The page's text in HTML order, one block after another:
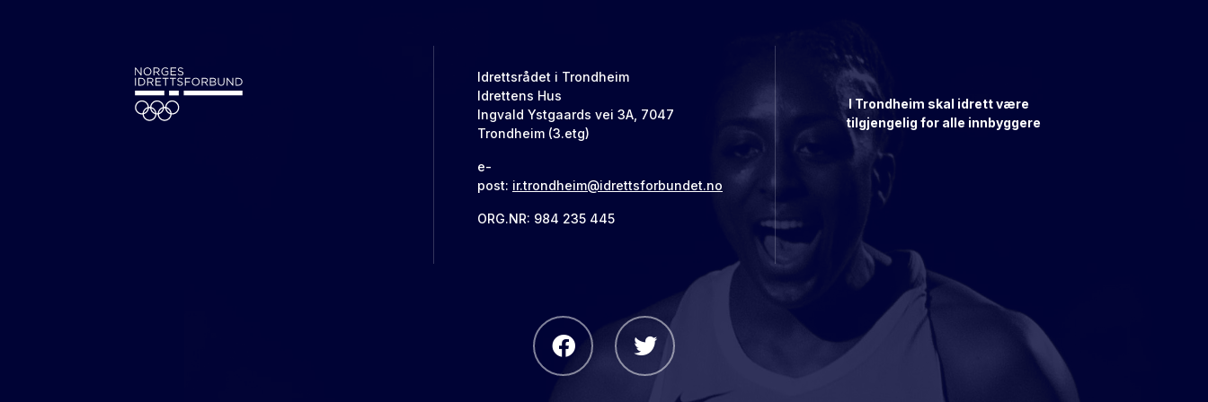
Idrettsrådet i Trondheim
Idrettens Hus
Ingvald Ystgaards vei 3A, 7047
Trondheim (3.etg)
e-
post: ir.trondheim@idrettsforbundet.no
ORG.NR: 984 235 445
I Trondheim skal idrett være
tilgjengelig for alle innbyggere